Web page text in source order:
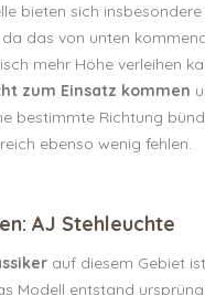
bieten sich
das von unten
mehr Höhe verleihen
zum Einsatz kommen
bestimmte Richtung
ebenso wenig fehlen.
AJ Stehleuchte
auf diesem Gebiet
Modell entstand